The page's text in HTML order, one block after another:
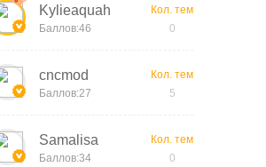
Kylieaquah
Баллов:46
Кол. тем
0
cncmod
Баллов:27
Кол. тем
5
Samalisa
Баллов:34
Кол. тем
0